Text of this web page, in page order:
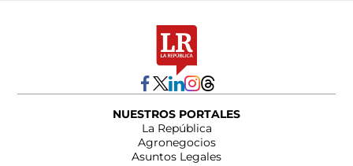
NUESTROS PORTALES
La República
Agronegocios
Asuntos Legales